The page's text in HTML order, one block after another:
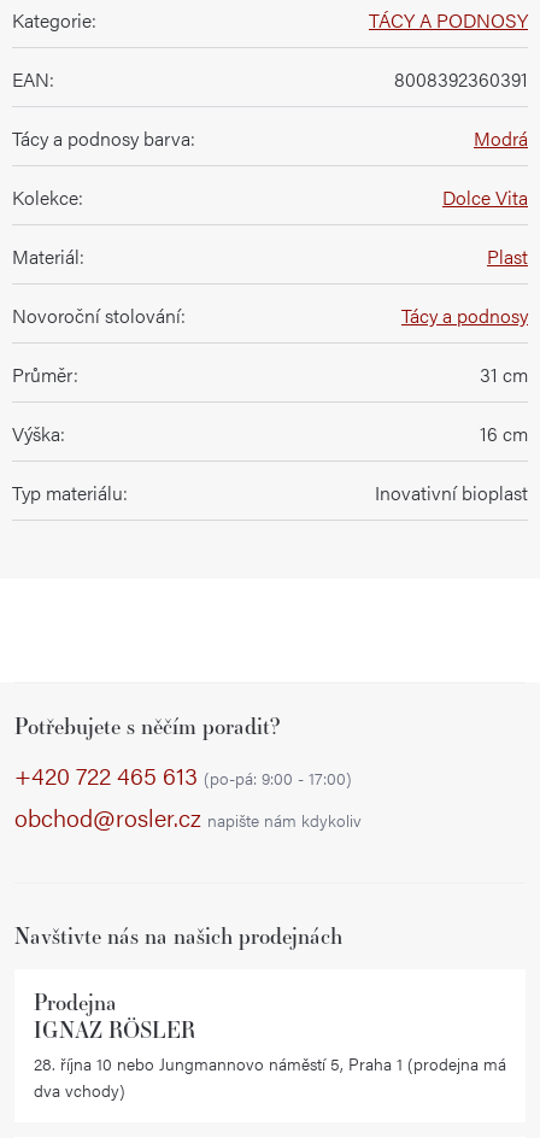
Kategorie: TÁCY A PODNOSY
EAN: 8008392360391
Tácy a podnosy barva: Modrá
Kolekce: Dolce Vita
Materiál: Plast
Novoroční stolování: Tácy a podnosy
Průměr: 31 cm
Výška: 16 cm
Typ materiálu: Inovativní bioplast
Potřebujete s něčím poradit?
+420 722 465 613 (po-pá: 9:00 - 17:00)
obchod@rosler.cz napište nám kdykoliv
Navštivte nás na našich prodejnách
Prodejna
IGNAZ RÖSLER
28. října 10 nebo Jungmannovo náměstí 5, Praha 1 (prodejna má
dva vchody)